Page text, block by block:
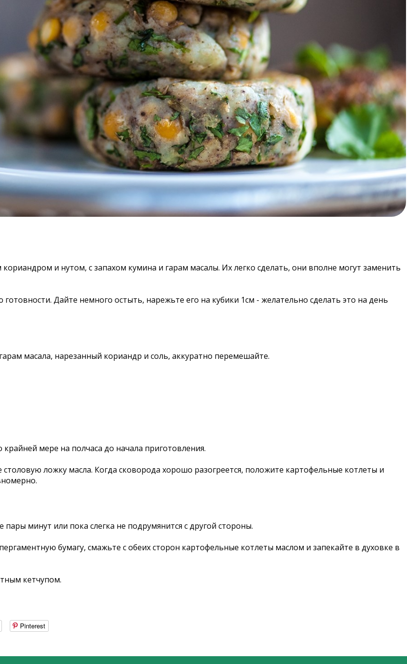
и нутом, с запахом кумина и гарам масалы. Их легко сделать, они вполне могут заменить
Дайте немного остыть, нарежьте его на кубики 1см - желательно сделать это на день
масала, нарезанный кориандр и соль, аккуратно перемешайте.
мере на полчаса до начала приготовления.
ложку масла. Когда сковорода хорошо разогреется, положите картофельные котлеты и
минут или пока слегка не подрумянится с другой стороны.
бумагу, смажьте с обеих сторон картофельные котлеты маслом и запекайте в духовке в
кетчупом.
Pinterest